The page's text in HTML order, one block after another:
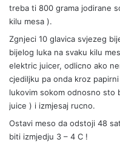
treba ti 800 grama jodirane
kilu mesa ).
Zgnjeci 10 glavica svjezeg
bijelog luka na svaku kilu
elektric juicer, odlicno ako
cjediljku pa onda kroz
lukovim sokom odnosno sto
juice ) i izmjesaj rucno.
Ostavi meso da odstoji 48
biti izmjedju 3 – 4 C !